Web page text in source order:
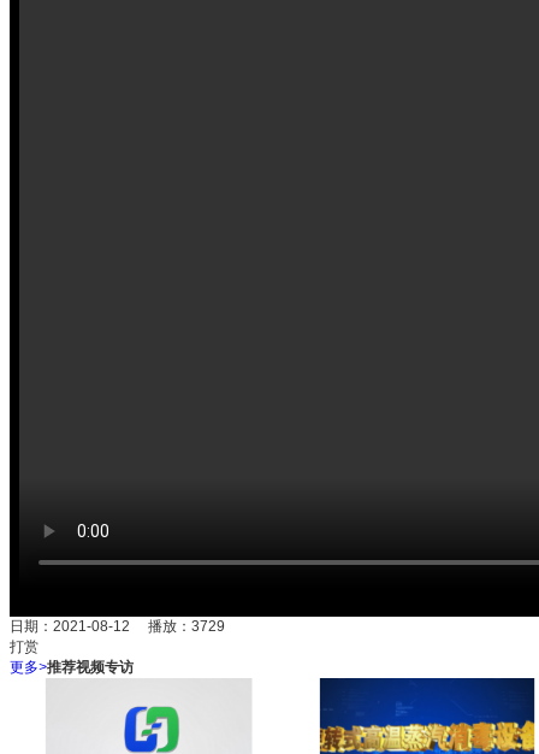
日期：2021-08-12 播放： 3729
打赏
更多>推荐视频专访